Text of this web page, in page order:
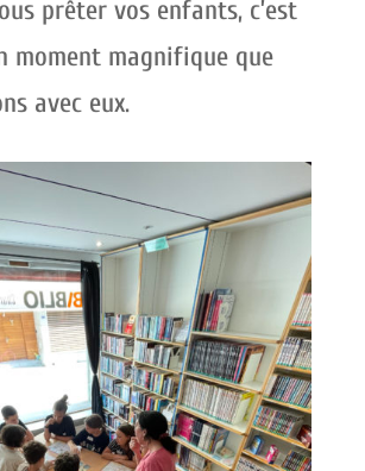
prêter vos enfants, c’est
moment magnifique que
avec eux.